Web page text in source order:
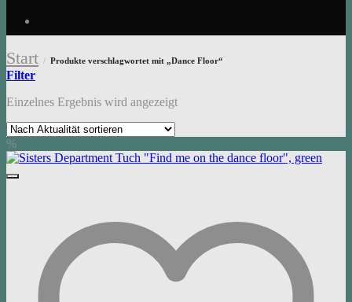
Start / Produkte verschlagwortet mit „Dance Floor“
Filter
Einzelnes Ergebnis wird angezeigt
%